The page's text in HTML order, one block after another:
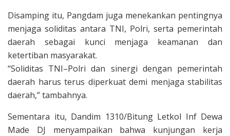
Disamping itu, Pangdam juga menekankan pentingnya
menjaga soliditas antara TNI, Polri, serta pemerintah
daerah sebagai kunci menjaga keamanan dan
ketertiban masyarakat.
“Soliditas TNI–Polri dan sinergi dengan pemerintah
daerah harus terus diperkuat demi menjaga stabilitas
daerah,” tambahnya.
Sementara itu, Dandim 1310/Bitung Letkol Inf Dewa
Made DJ menyampaikan bahwa kunjungan kerja